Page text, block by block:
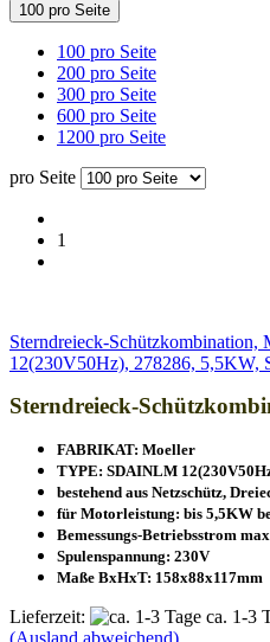
100 pro Seite
100 pro Seite
200 pro Seite
300 pro Seite
600 pro Seite
1200 pro Seite
pro Seite
1
Sterndreieck-
12(230V50Hz), 278286, 5,5KW,
Sterndreieck-
FABRIKAT: Moeller
TYPE: SDAINLM
bestehend aus Netzschütz,
für Motorleistung: bis 5,5KW
Bemessungs-Betriebsstrom
Spulenspannung: 230V
Maße BxHxT: 158x88x117mm
Lieferzeit:
ca. 1-3